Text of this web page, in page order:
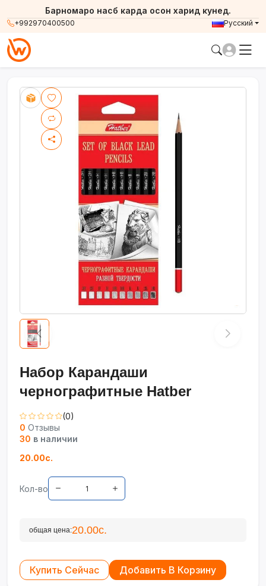
+992970400500
Барномаро насб карда осон харид кунед.
Русский
Набор Карандаши
чернографитные Hatber
(0)
0 Отзывы
30 в наличии
20.00с.
Кол-во
общая цена:20.00с.
Купить Сейчас Добавить В Корзину